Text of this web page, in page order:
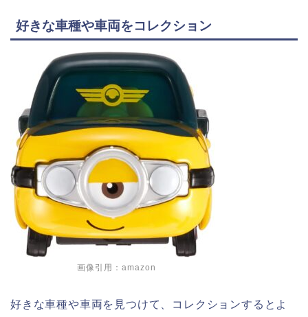
好きな車種や車両をコレクション
画像引用： amazon
好きな車種や車両を見つけて、コレクションするとよ